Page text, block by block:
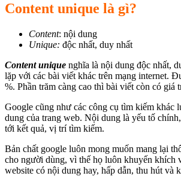
Content unique là gì?
Content: nội dung
Unique: độc nhất, duy nhất
Content unique nghĩa là nội dung độc nhất,
lặp với các bài viết khác trên mạng internet.
%. Phần trăm càng cao thì bài viết còn có giá
Google cũng như các công cụ tìm kiếm khác
dung của trang web. Nội dung là yếu tố
tới kết quả, vị trí tìm kiếm.
Bản chất google luôn mong muốn mang lại
cho người dùng, vì thế họ luôn khuyến khích
website có nội dung hay, hấp dẫn, thu hút và